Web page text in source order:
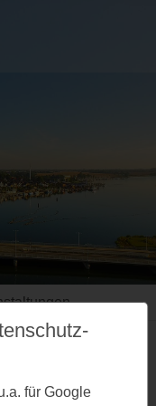
für Google